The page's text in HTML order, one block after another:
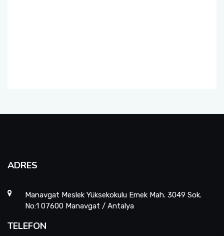
ADRES
Manavgat Meslek Yüksekokulu Emek Mah. 3049 Sok.
No:1 07600 Manavgat / Antalya
TELEFON